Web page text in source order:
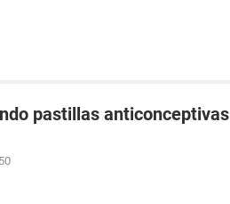
pastillas anticonceptivas